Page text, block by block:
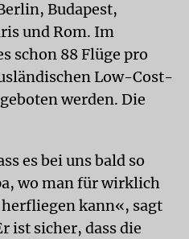
Budapest,
und Rom. Im
schon 88 Flüge pro
Low-Cost-
werden. Die
es bei uns bald so
wo man für wirklich
kann«, sagt
ist sicher, dass die